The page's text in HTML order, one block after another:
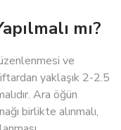
mı?
ve
yaklaşık 2-2.5
Ara öğün
birlikte alınmalı,